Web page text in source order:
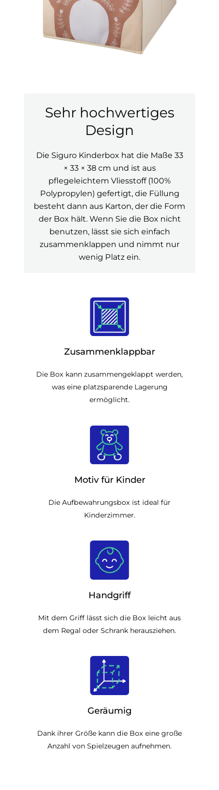
Sehr hochwertiges
Design
Die Siguro Kinderbox hat die Maße 33
× 33 × 38 cm und ist aus
pflegeleichtem Vliesstoff (100%
Polypropylen) gefertigt, die Füllung
besteht dann aus Karton, der die Form
der Box hält. Wenn Sie die Box nicht
benutzen, lässt sie sich einfach
zusammenklappen und nimmt nur
wenig Platz ein.
Zusammenklappbar
Die Box kann zusammengeklappt werden,
was eine platzsparende Lagerung
ermöglicht.
Motiv für Kinder
Die Aufbewahrungsbox ist ideal für
Kinderzimmer.
Handgriff
Mit dem Griff lässt sich die Box leicht aus
dem Regal oder Schrank herausziehen.
Geräumig
Dank ihrer Größe kann die Box eine große
Anzahl von Spielzeugen aufnehmen.